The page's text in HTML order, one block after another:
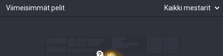
Viimeisimmät pelit